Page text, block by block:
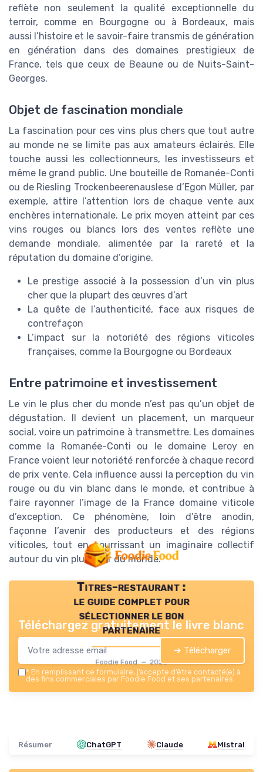
reflète non seulement la qualité exceptionnelle du
terroir, comme en Bourgogne ou à Bordeaux, mais
aussi l’histoire et le savoir-faire transmis de génération
en génération dans des domaines prestigieux de
France, tels que ceux de Beaune ou de Nuits-Saint-
Georges.
Objet de fascination mondiale
La fascination pour ces vins plus chers que tout autre
au monde ne se limite pas aux amateurs éclairés. Elle
touche aussi les collectionneurs, les investisseurs et
même le grand public. Une bouteille de Romanée-Conti
ou de Riesling Trockenbeerenauslese d’Egon Müller, par
exemple, attire l’attention lors de chaque vente aux
enchères internationale. Le prix moyen atteint par ces
vins rouges ou blancs lors des ventes reflète une
demande mondiale, alimentée par la rareté et la
réputation du domaine d’origine.
Le prestige associé à la possession d’un vin plus
cher que la plupart des œuvres d’art
La quête de l’authenticité, face aux risques de
contrefaçon
L’impact sur la notoriété des régions viticoles
françaises, comme la Bourgogne ou Bordeaux
Entre patrimoine et investissement
Le vin le plus cher du monde n’est pas qu’un objet de
dégustation. Il devient un placement, un marqueur
social, voire un patrimoine à transmettre. Les domaines
comme la Romanée-Conti ou le domaine Leroy en
France voient leur notoriété renforcée à chaque record
de prix vente. Cela influence aussi la perception du vin
rouge ou du vin blanc dans le monde, et contribue à
faire rayonner l’image de la France domaine viticole
d’exception. Ce phénomène, loin d’être anodin,
façonne l’avenir des producteurs et des régions
viticoles, tout en nourrissant un imaginaire collectif
autour du vin plus cher du monde.
Titres-restaurant :
le guide complet pour
sélectionner le bon
partenaire
Foodie Food — 2026
Téléchargez gratuitement le livre blanc
➔ Télécharger
* En remplissant ce formulaire, j’accepte d’être contacté(e) à
des fins commerciales par Foodie Food et ses partenaires.
Résumer ChatGPT Claude Mistral